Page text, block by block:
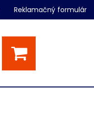
Reklamačný formulár